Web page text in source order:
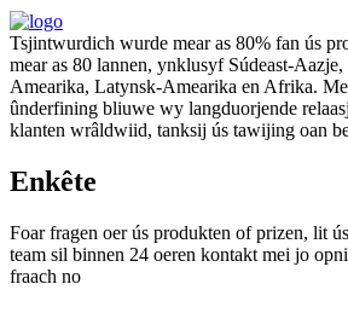
Tsjintwurdich wurde mear as 80% fan ús
mear as 80 lannen, ynklusyf Súdeast-
Amearika, Latynsk-Amearika en Afrika.
ûnderfining bliuwe wy langduorjende
klanten wrâldwiid, tanksij ús tawijing oan
Enkête
Foar fragen oer ús produkten of prizen, lit
team sil binnen 24 oeren kontakt mei jo
fraach no